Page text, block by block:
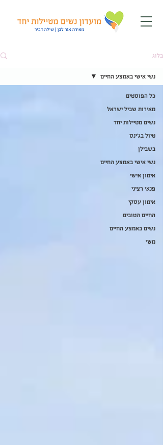
בלוג
כל הפוסטים
מאירות שביל ישראל
נשים מטיילות יחד
טיול בג'ינס
בשבילן
נשי אישי באמצע החיים
אימון אישי
פנאי רציני
אימון עסקי
החיים הטובים
נשים באמצע החיים
משי
נשי אישי באמצע החיים